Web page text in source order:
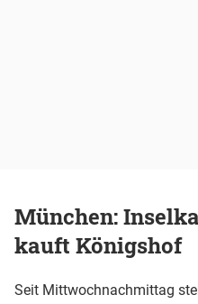
München:
kauft Königshof
Seit Mittwochnachmittag